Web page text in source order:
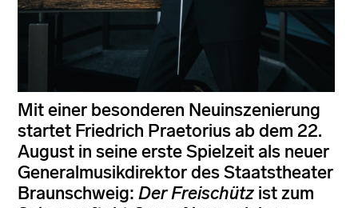
Mit einer besonderen Neuinszenierung
startet Friedrich Praetorius ab dem 22.
August in seine erste Spielzeit als neuer
Generalmusikdirektor des Staatstheater
Braunschweig: Der Freischütz ist zum